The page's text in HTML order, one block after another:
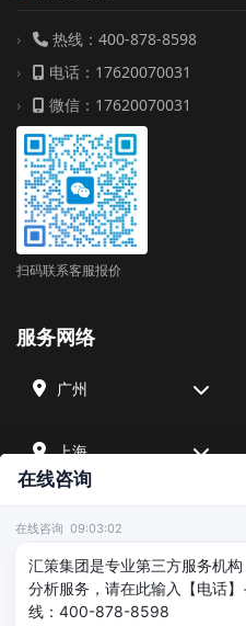
热线：400-878-8598
电话：17620070031
微信：17620070031
扫码联系客服报价
服务网络
广州
上海
北京
在线咨询
在线咨询 09:03:02
汇策集团是专业第三方服务机构
分析服务，请在此输入【电话
线：400-878-8598